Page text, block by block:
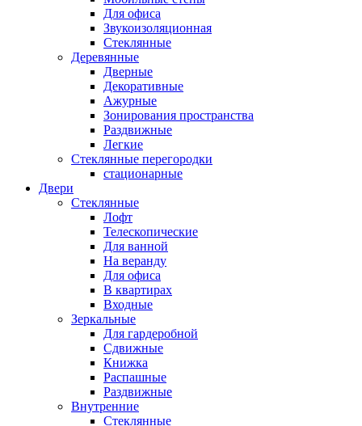
Для офиса
Звукоизоляционная
Стеклянные
Деревянные
Дверные
Декоративные
Ажурные
Зонирования пространства
Раздвижные
Легкие
Стеклянные перегородки
стационарные
Двери
Стеклянные
Лофт
Телескопические
Для ванной
На веранду
Для офиса
В квартирах
Входные
Зеркальные
Для гардеробной
Сдвижные
Книжка
Распашные
Раздвижные
Внутренние
Стеклянные